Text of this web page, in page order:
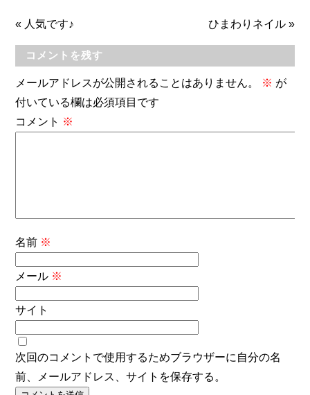
« 人気です♪ ひまわりネイル»
コメントを残す
メールアドレスが公開されることはありません。 ※ が
付いている欄は必須項目です
コメント ※
名前 ※
メール ※
サイト
次回のコメントで使用するためブラウザーに自分の名
前、メールアドレス、サイトを保存する。